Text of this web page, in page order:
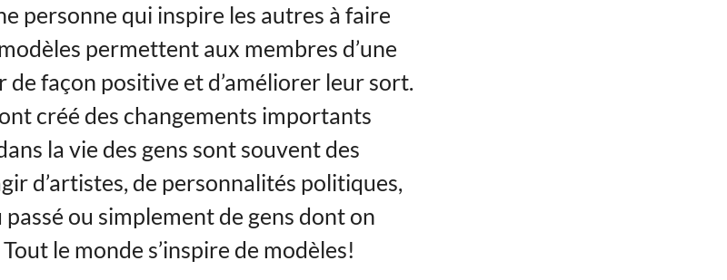
personne qui inspire les autres à faire
permettent aux membres d’une
de façon positive et d’améliorer leur sort.
créé des changements importants
la vie des gens sont souvent des
d’artistes, de personnalités politiques,
ou simplement de gens dont on
le monde s’inspire de modèles!